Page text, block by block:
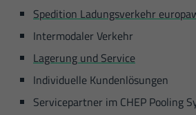
Spedition Ladungsverkehr
Intermodaler Verkehr
Lagerung und Service
Individuelle Kundenlösungen
Servicepartner im CHEP Pooling